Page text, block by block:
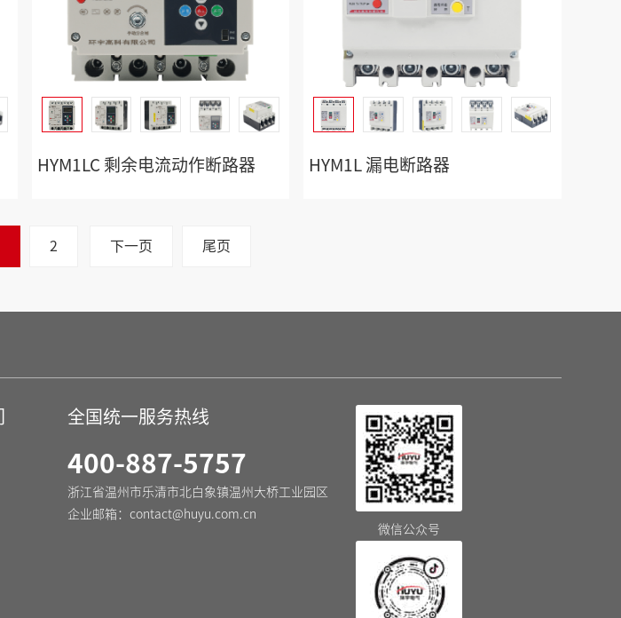
HYM1LC 剩余电流动作断路器 HYM1L 漏电断路器
2 下一页 尾页
全国统一服务热线
400-887-5757
浙江省温州市乐清市北白象镇温州大桥工业园区
企业邮箱： contact@huyu.com.cn
微信公众号